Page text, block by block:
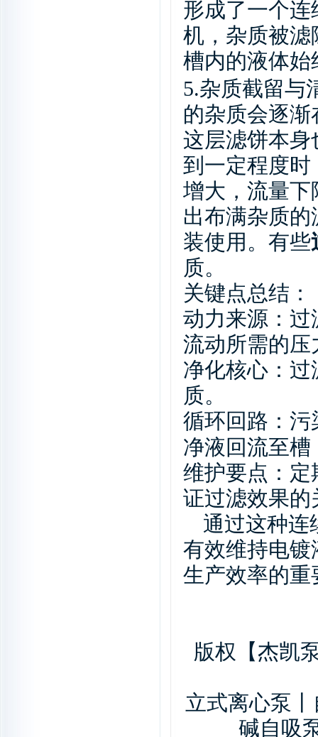
形成了一个
机，杂质被滤
槽内的液体始
5.杂质截留与
的杂质会逐
这层滤饼本身
到一定程度时
增大，流量下
出布满杂质
装使用。有些
质。
关键点总结：
动力来源：过
流动所需的压
净化核心：
质。
循环回路：污
净液回流至
维护要点：定
证过滤效果的
通过这种连
有效维持电镀
生产效率的重
版权【杰凯
立式离心泵
碱自吸